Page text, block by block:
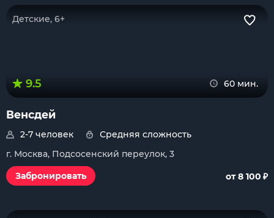
Детские, 6+
9.5 60 мин.
Венсдей
2-7 человек
Средняя сложность
г. Москва, Подсосенский переулок, 3
Забронировать
от 8 100 ₽